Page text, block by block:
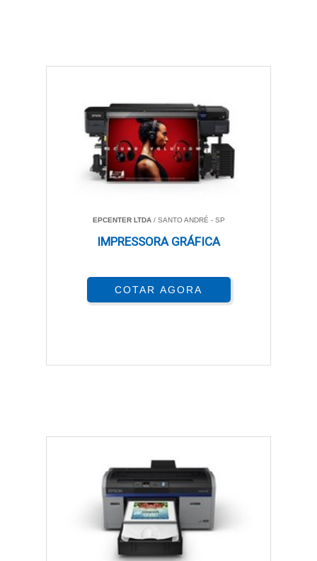
EPCENTER LTDA/ SANTO ANDRÉ - SP
IMPRESSORA GRÁFICA
COTAR AGORA